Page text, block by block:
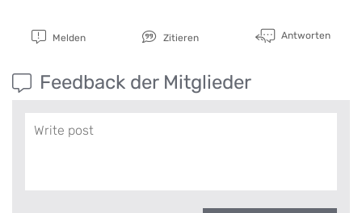
Melden Zitieren Antworten
Feedback der Mitglieder